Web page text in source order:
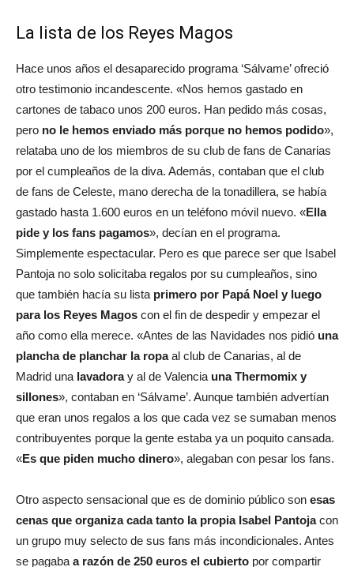
La lista de los Reyes Magos
Hace unos años el desaparecido programa ‘Sálvame’ ofreció
otro testimonio incandescente. «Nos hemos gastado en
cartones de tabaco unos 200 euros. Han pedido más cosas,
pero no le hemos enviado más porque no hemos podido»,
relataba uno de los miembros de su club de fans de Canarias
por el cumpleaños de la diva. Además, contaban que el club
de fans de Celeste, mano derecha de la tonadillera, se había
gastado hasta 1.600 euros en un teléfono móvil nuevo. «Ella
pide y los fans pagamos», decían en el programa.
Simplemente espectacular. Pero es que parece ser que Isabel
Pantoja no solo solicitaba regalos por su cumpleaños, sino
que también hacía su lista primero por Papá Noel y luego
para los Reyes Magos con el fin de despedir y empezar el
año como ella merece. «Antes de las Navidades nos pidió una
plancha de planchar la ropaal club de Canarias, al de
Madrid una lavadoray al de Valencia una Thermomix y
sillones», contaban en ‘Sálvame’. Aunque también advertían
que eran unos regalos a los que cada vez se sumaban menos
contribuyentes porque la gente estaba ya un poquito cansada.
«Es que piden mucho dinero», alegaban con pesar los fans.
Otro aspecto sensacional que es de dominio público son esas
cenas que organiza cada tanto la propia Isabel Pantojacon
un grupo muy selecto de sus fans más incondicionales. Antes
se pagabaa razón de 250 euros el cubierto por compartir